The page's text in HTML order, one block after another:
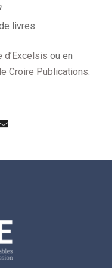
livres
d’Excelsis ou en
Croire Publications.